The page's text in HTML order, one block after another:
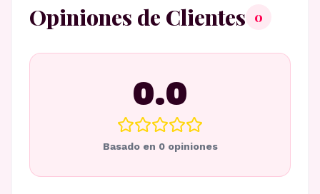
Opiniones de Clientes 0
0.0
Basado en 0opiniones